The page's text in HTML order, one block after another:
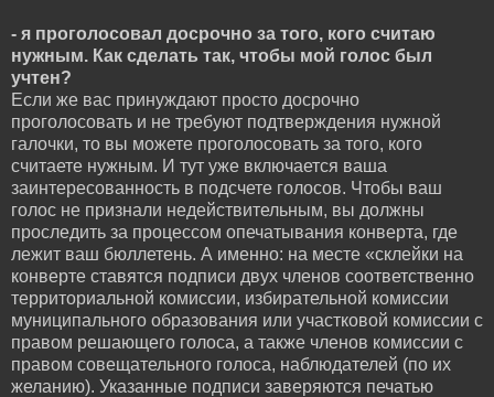
- я проголосовал досрочно за того, кого считаю
нужным. Как сделать так, чтобы мой голос был
учтен?
Если же вас принуждают просто досрочно
проголосовать и не требуют подтверждения нужной
галочки, то вы можете проголосовать за того, кого
считаете нужным. И тут уже включается ваша
заинтересованность в подсчете голосов. Чтобы ваш
голос не признали недействительным, вы должны
проследить за процессом опечатывания конверта, где
лежит ваш бюллетень. А именно: на месте «склейки на
конверте ставятся подписи двух членов соответственно
территориальной комиссии, избирательной комиссии
муниципального образования или участковой комиссии с
правом решающего голоса, а также членов комиссии с
правом совещательного голоса, наблюдателей (по их
желанию). Указанные подписи заверяются печатью